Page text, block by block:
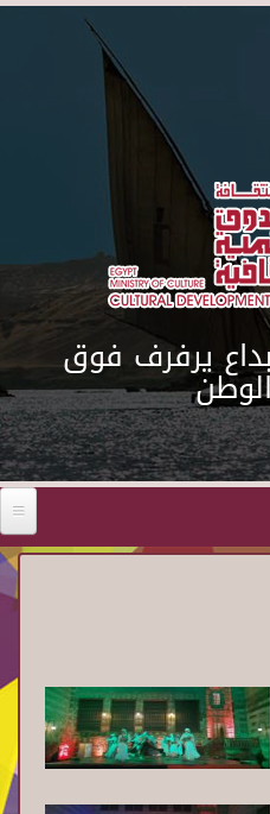
Skip to main content
يرفرف فوق